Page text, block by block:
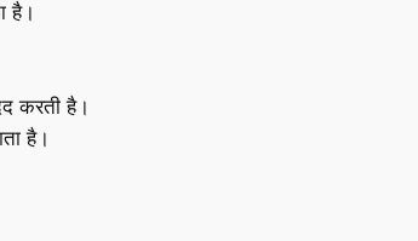
है।
करती है।
है।